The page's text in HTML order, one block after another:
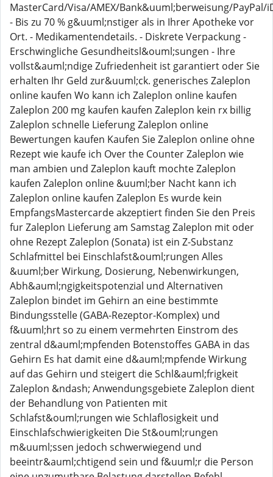
MasterCard/Visa/AMEX/Bank&uuml;berweisung/PayPal/
- Bis zu 70 % g&uuml;nstiger als in Ihrer Apotheke vor
Ort. - Medikamentendetails. - Diskrete Verpackung -
Erschwingliche Gesundheitsl&ouml;sungen - Ihre
vollst&auml;ndige Zufriedenheit ist garantiert oder Sie
erhalten Ihr Geld zur&uuml;ck. generisches Zaleplon
online kaufen Wo kann ich Zaleplon online kaufen
Zaleplon 200 mg kaufen kaufen Zaleplon kein rx billig
Zaleplon schnelle Lieferung Zaleplon online
Bewertungen kaufen Kaufen Sie Zaleplon online ohne
Rezept wie kaufe ich Over the Counter Zaleplon wie
man ambien und Zaleplon kauft mochte Zaleplon
kaufen Zaleplon online &uuml;ber Nacht kann ich
Zaleplon online kaufen Zaleplon Es wurde kein
EmpfangsMastercarde akzeptiert finden Sie den Preis
fur Zaleplon Lieferung am Samstag Zaleplon mit oder
ohne Rezept Zaleplon (Sonata) ist ein Z-Substanz
Schlafmittel bei Einschlafst&ouml;rungen Alles
&uuml;ber Wirkung, Dosierung, Nebenwirkungen,
Abh&auml;ngigkeitspotenzial und Alternativen
Zaleplon bindet im Gehirn an eine bestimmte
Bindungsstelle (GABA-Rezeptor-Komplex) und
f&uuml;hrt so zu einem vermehrten Einstrom des
zentral d&auml;mpfenden Botenstoffes GABA in das
Gehirn Es hat damit eine d&auml;mpfende Wirkung
auf das Gehirn und steigert die Schl&auml;frigkeit
Zaleplon &ndash; Anwendungsgebiete Zaleplon dient
der Behandlung von Patienten mit
Schlafst&ouml;rungen wie Schlaflosigkeit und
Einschlafschwierigkeiten Die St&ouml;rungen
m&uuml;ssen jedoch schwerwiegend und
beeintr&auml;chtigend sein und f&uuml;r die Person